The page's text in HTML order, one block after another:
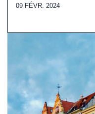
09 FÉVR. 2024